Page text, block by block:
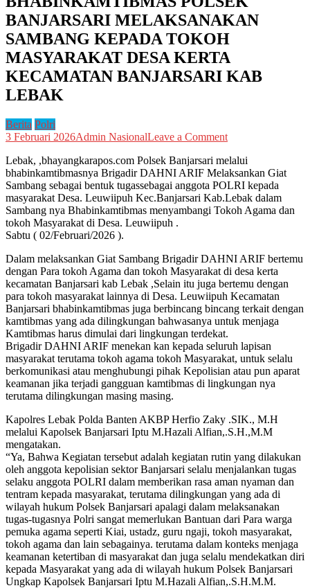
BANJARSARI MELAKSANAKAN
SAMBANG KEPADA TOKOH
MASYARAKAT DESA KERTA
KECAMATAN BANJARSARI KAB
LEBAK
Berita Polri
3 Februari 2026Admin NasionalLeave a Commenton
POLSEK
BANJARSARI
SAMBANG
KEPADA
KERTA
KECAMATAN
BANJARSARI
KAB
LEBAK
Lebak, ,bhayangkarapos.com Polsek Banjarsari melalui
bhabinkamtibmasnya Brigadir DAHNI ARIF Melaksankan Giat
Sambang sebagai bentuk tugassebagai anggota POLRI kepada
masyarakat Desa. Leuwiipuh Kec.Banjarsari Kab.Lebak dalam
Sambang nya Bhabinkamtibmas menyambangi Tokoh Agama dan
tokoh Masyarakat di Desa. Leuwiipuh .
Sabtu ( 02/Februari/2026 ).
Dalam melaksankan Giat Sambang Brigadir DAHNI ARIF bertemu
dengan Para tokoh Agama dan tokoh Masyarakat di desa kerta
kecamatan Banjarsari kab Lebak ,Selain itu juga bertemu dengan
para tokoh masyarakat lainnya di Desa. Leuwiipuh Kecamatan
Banjarsari bhabinkamtibmas juga berbincang bincang terkait dengan
kamtibmas yang ada dilingkungan bahwasanya untuk menjaga
Kamtibmas harus dimulai dari lingkungan terdekat.
Brigadir DAHNI ARIF menekan kan kepada seluruh lapisan
masyarakat terutama tokoh agama tokoh Masyarakat, untuk selalu
berkomunikasi atau menghubungi pihak Kepolisian atau pun aparat
keamanan jika terjadi gangguan kamtibmas di lingkungan nya
terutama dilingkungan masing masing.
Kapolres Lebak Polda Banten AKBP Herfio Zaky .SIK., M.H
melalui Kapolsek Banjarsari Iptu M.Hazali Alfian,.S.H.,M.M
mengatakan.
“Ya, Bahwa Kegiatan tersebut adalah kegiatan rutin yang dilakukan
oleh anggota kepolisian sektor Banjarsari selalu menjalankan tugas
selaku anggota POLRI dalam memberikan rasa aman nyaman dan
tentram kepada masyarakat, terutama dilingkungan yang ada di
wilayah hukum Polsek Banjarsari apalagi dalam melaksanakan
tugas-tugasnya Polri sangat memerlukan Bantuan dari Para warga
pemuka agama seperti Kiai, ustadz, guru ngaji, tokoh masyarakat,
tokoh agama dan lain sebagainya. terutama dalam konteks menjaga
keamanan ketertiban di masyarakat dan juga selalu mendekatkan diri
kepada Masyarakat yang ada di wilayah hukum Polsek Banjarsari
Ungkap Kapolsek Banjarsari Iptu M.Hazali Alfian,.S.H.M.M.